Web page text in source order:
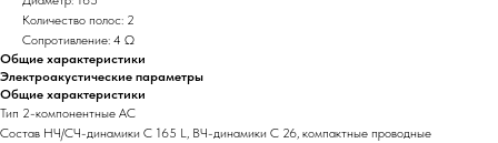
Количество полос: 2
Сопротивление: 4 Ω
Общие характеристики
Электроакустические параметры
Общие характеристики
Тип 2-компонентные АС
Состав НЧ/СЧ-динамики C 165 L, ВЧ-динамики C 26, компактные проводные